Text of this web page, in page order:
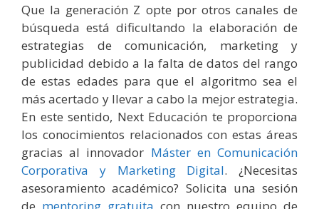
Que la generación Z opte por otros canales de
búsqueda está dificultando la elaboración de
estrategias de comunicación, marketing y
publicidad debido a la falta de datos del rango
de estas edades para que el algoritmo sea el
más acertado y llevar a cabo la mejor estrategia.
En este sentido, Next Educación te proporciona
los conocimientos relacionados con estas áreas
gracias al innovador Máster en Comunicación
Corporativa y Marketing Digital. ¿Necesitas
asesoramiento académico? Solicita una sesión
de mentoring gratuita con nuestro equipo de